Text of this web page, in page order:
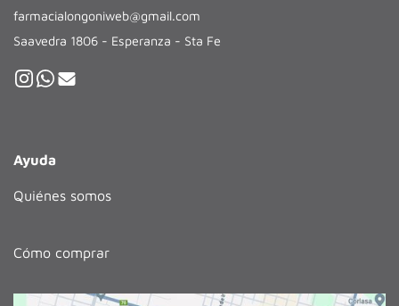
farmacialongoniweb@gmail.com
Saavedra 1806 - Esperanza - Sta Fe
Ayuda
Quiénes somos
Cómo comprar